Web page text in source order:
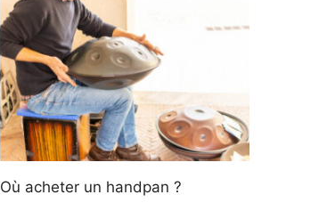
Où acheter un handpan ?